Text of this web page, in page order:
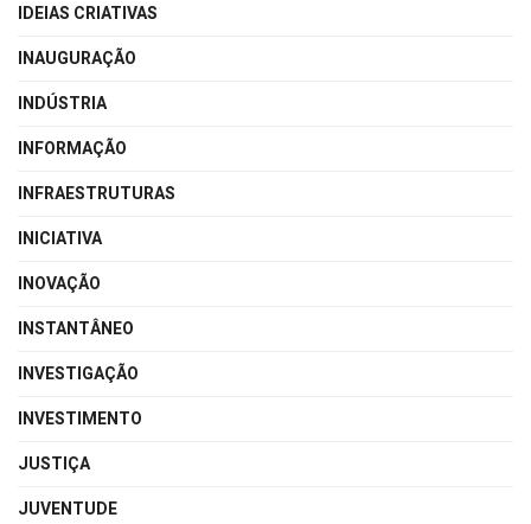
IDEIAS CRIATIVAS
INAUGURAÇÃO
INDÚSTRIA
INFORMAÇÃO
INFRAESTRUTURAS
INICIATIVA
INOVAÇÃO
INSTANTÂNEO
INVESTIGAÇÃO
INVESTIMENTO
JUSTIÇA
JUVENTUDE